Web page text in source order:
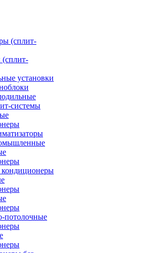
установки
системы
потолочные